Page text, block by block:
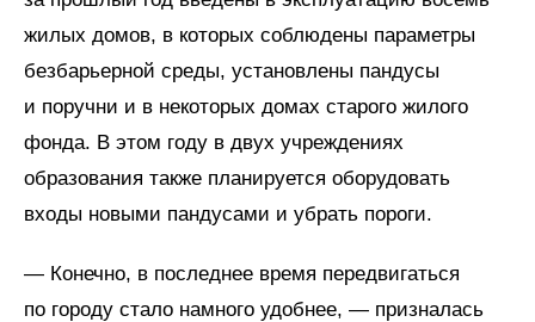
жилых домов, в которых соблюдены параметры
безбарьерной среды, установлены пандусы
и поручни и в некоторых домах старого жилого
фонда. В этом году в двух учреждениях
образования также планируется оборудовать
входы новыми пандусами и убрать пороги.
— Конечно, в последнее время передвигаться
по городу стало намного удобнее, — призналась